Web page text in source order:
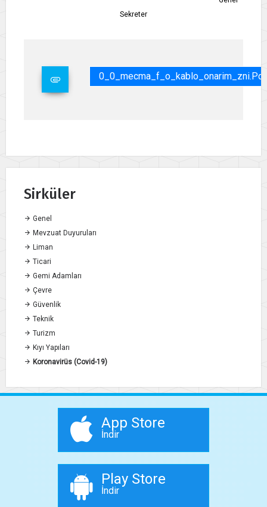
Sekreter
0_0_mecma_f_o_kablo_onarim_zni.pdf
Sirküler
Genel
Mevzuat Duyuruları
Liman
Ticari
Gemi Adamları
Çevre
Güvenlik
Teknik
Turizm
Kıyı Yapıları
Koronavirüs (Covid-19)
App Store
İndir
Play Store
İndir